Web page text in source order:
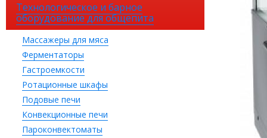
Технологическое и барное
оборудование для общепита
Массажеры для мяса
Ферментаторы
Гастроемкости
Ротационные шкафы
Подовые печи
Конвекционные печи
Пароконвектоматы